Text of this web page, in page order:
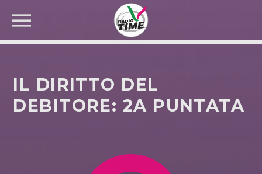
IL DIRITTO DEL
DEBITORE: 2A PUNTATA